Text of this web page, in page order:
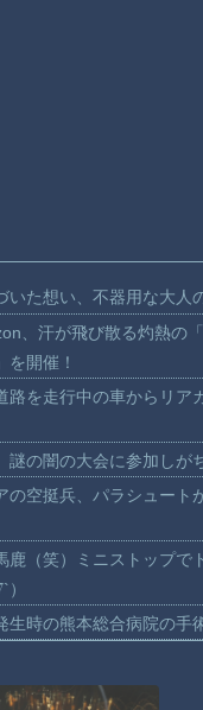
いた想い、不器用な大人
、汗が飛び散る灼熱の
を開催！
路を走行中の車からリア
謎の闇の大会に参加しが
の空挺兵、パラシュート
鹿（笑）ミニストップで
生時の熊本総合病院の手